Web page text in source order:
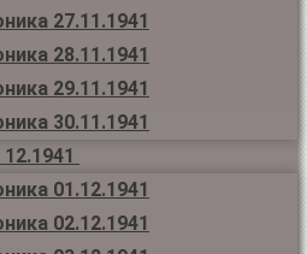
27.11.1941
28.11.1941
29.11.1941
30.11.1941
01.12.1941
02.12.1941